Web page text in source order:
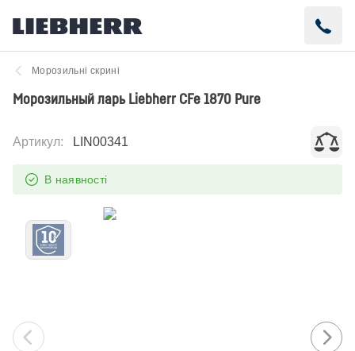
Морозильні скрині
Морозильный ларь Liebherr CFe 1870 Pure
Артикул: LIN00341
В наявності